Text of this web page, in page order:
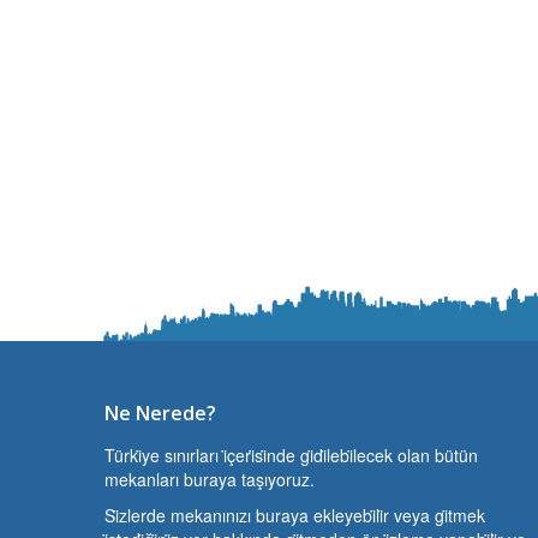
Ne Nerede?
Türki̇ye sınırları i̇çeri̇si̇nde gi̇di̇lebi̇lecek olan bütün
mekanları buraya taşıyoruz.
Si̇zlerde mekanınızı buraya ekleyebi̇li̇r veya gi̇tmek